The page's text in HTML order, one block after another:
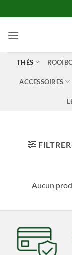
au
contenu
THÉS
ACCESSOIRES
FILTRER
Aucun